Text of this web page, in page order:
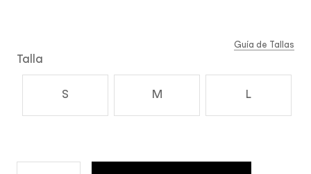
Talla
S M L
Guía de Tallas